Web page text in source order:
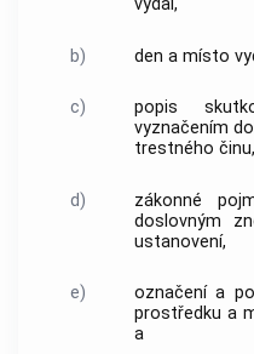
vydal,
b) den a místo
c)
popis
vyznačením
trestného činu,
d)
zákonné
doslovným
ustanovení,
e)
označení a
prostředku a
a